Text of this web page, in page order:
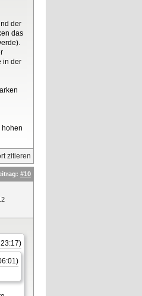
der
das
in der
hohen
#10